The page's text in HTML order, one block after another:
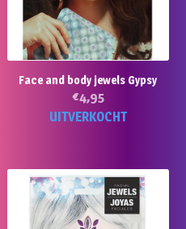
Face and body jewels Gypsy
€4,95
UITVERKOCHT